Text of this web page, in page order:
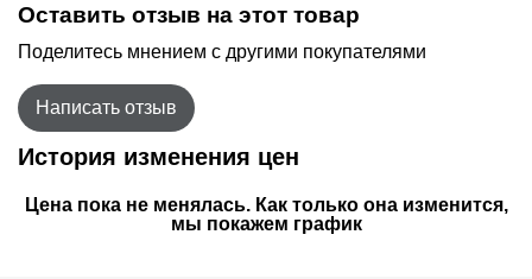
Оставить отзыв на этот товар
Поделитесь мнением с другими покупателями
Написать отзыв
История изменения цен
Цена пока не менялась. Как только она изменится,
мы покажем график